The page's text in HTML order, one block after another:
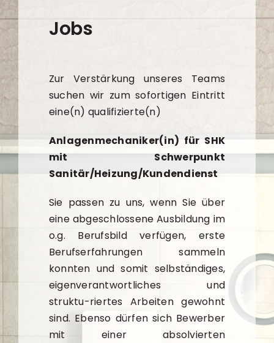
Jobs
AGBs
Jobs
Zur Verstärkung unseres Teams
suchen wir zum sofortigen Eintritt
eine(n) qualifizierte(n)
Anlagenmechaniker(in) für SHK
mit Schwerpunkt
Sanitär/Heizung/Kundendienst
Sie passen zu uns, wenn Sie über
eine abgeschlossene Ausbildung im
o.g. Berufsbild verfügen, erste
Berufserfahrungen sammeln
konnten und somit selbständiges,
eigenverantwortliches und
struktu-riertes Arbeiten gewohnt
sind. Ebenso dürfen sich Bewerber
mit einer absolvierten